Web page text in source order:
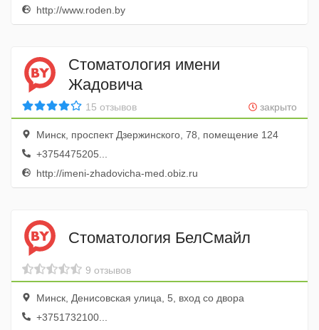
http://www.roden.by
Стоматология имени
Жадовича
закрыто
15 отзывов
Минск, проспект Дзержинского, 78, помещение 124
+3754475205...
http://imeni-zhadovicha-med.obiz.ru
Стоматология БелСмайл
9 отзывов
Минск, Денисовская улица, 5, вход со двора
+3751732100...